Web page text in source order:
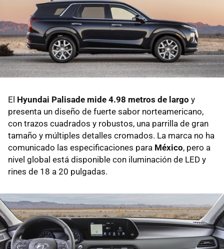
El Hyundai Palisade mide 4.98 metros de largo y
presenta un diseño de fuerte sabor norteamericano,
con trazos cuadrados y robustos, una parrilla de gran
tamaño y múltiples detalles cromados. La marca no ha
comunicado las especificaciones para México, pero a
nivel global está disponible con iluminación de LED y
rines de 18 a 20 pulgadas.